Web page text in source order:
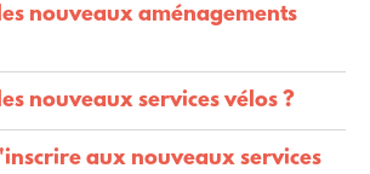
nouveaux aménagements
nouveaux services vélos ?
aux nouveaux services